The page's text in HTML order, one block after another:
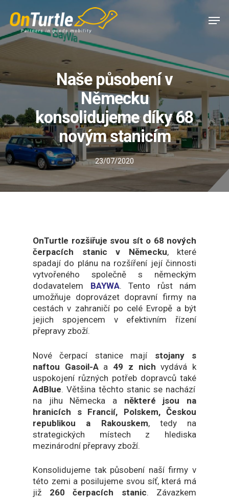
main
content
Naše působení v
Německu
konsolidujeme díky 68
novým stanicím
23/07/2020
OnTurtle rozšiřuje svou sít o 68 nových
čerpacích stanic v Německu, které
spadají do plánu na rozšíření její činnosti
vytvořeného společně s německým
dodavatelem BAYWA. Tento růst nám
umožňuje doprovázet dopravní firmy na
cestách v zahraničí po celé Evropě a být
jejich spojencem v efektivním řízení
přepravy zboží.
Nové čerpací stanice mají stojany s
naftou Gasoil-A a 49 z nichvydává k
uspokojení různých potřeb dopravců také
AdBlue. Většina těchto stanic se nachází
na jihu Německa a některé jsou na
hranicích s Francií, Polskem, Českou
republikou a Rakouskem, tedy na
strategických místech z hlediska
mezinárodní přepravy zboží.
Konsolidujeme tak působení naší firmy v
této zemi a posilujeme svou síť, která má
již 260 čerpacích stanic. Závazkem